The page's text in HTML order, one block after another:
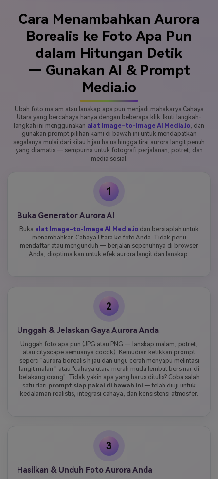
Cara Menambahkan Aurora
Borealis ke Foto Apa Pun
dalam Hitungan Detik
— Gunakan AI & Prompt
Media.io
Ubah foto malam atau lanskap apa pun menjadi mahakarya Cahaya
Utara yang bercahaya hanya dengan beberapa klik. Ikuti langkah-
langkah ini menggunakan alat Image-to-Image AI Media.io , dan
gunakan prompt pilihan kami di bawah ini untuk mendapatkan
segalanya mulai dari kilau hijau halus hingga tirai aurora langit penuh
yang dramatis — sempurna untuk fotografi perjalanan, potret, dan
media sosial.
1
Buka Generator Aurora AI
Buka alat Image-to-Image AI Media.io dan bersiaplah untuk
menambahkan Cahaya Utara ke foto Anda. Tidak perlu
mendaftar atau mengunduh — berjalan sepenuhnya di browser
Anda, dioptimalkan untuk efek aurora langit dan lanskap.
2
Unggah & Jelaskan Gaya Aurora Anda
Unggah foto apa pun (JPG atau PNG — lanskap malam, potret,
atau cityscape semuanya cocok). Kemudian ketikkan prompt
seperti "aurora borealis hijau dan ungu cerah menyapu melintasi
langit malam" atau "cahaya utara merah muda lembut bersinar di
belakang orang". Tidak yakin apa yang harus ditulis? Coba salah
satu dari prompt siap pakai di bawah ini — telah diuji untuk
kedalaman realistis, integrasi cahaya, dan konsistensi atmosfer.
3
Hasilkan & Unduh Foto Aurora Anda